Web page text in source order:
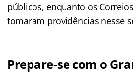
públicos, enquanto os
tomaram providências nesse
Prepare-se com o